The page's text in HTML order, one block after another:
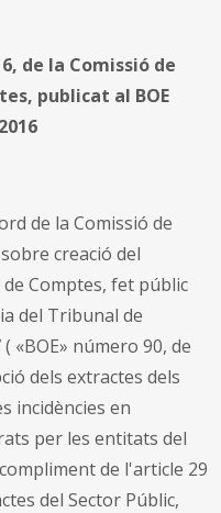
de la Comissió de
publicat al BOE
de la Comissió de
creació del
Comptes, fet públic
del Tribunal de
«BOE» número 90, de
dels extractes dels
incidències en
per les entitats del
de l'article 29
del Sector Públic,